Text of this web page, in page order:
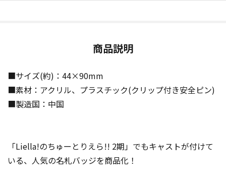
商品説明
■サイズ(約)：44×90mm
■素材：アクリル、プラスチック(クリップ付き安全ピン)
■製造国：中国
「Liella!のちゅーとりえら!! 2期」でもキャストが付けて
いる、人気の名札バッジを商品化！